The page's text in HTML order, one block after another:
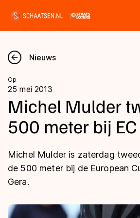
Nieuws
Kalender
Disciplines
Langebaan
Shorttrack
Uitslagen
Langebaan
Marathon
Tijden & historie
Ranglijsten Langebaan
Nieuws
Op
25 mei 2013
Michel Mulder
500 meter bij EC
Michel Mulder is zaterdag
de 500 meter bij de European
Gera.